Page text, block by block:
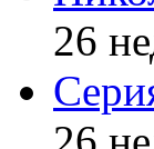
26